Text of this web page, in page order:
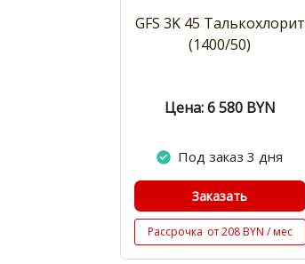
GFS 3K 45 Талькохлорит
(1400/50)
Цена: 6 580 BYN
Под заказ 3 дня
Заказать
Рассрочка от 208 BYN / мес